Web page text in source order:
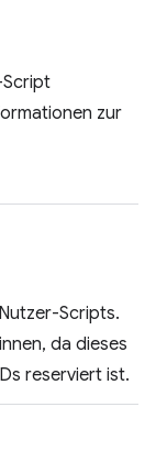
Script
zur
Scripts.
da dieses
reserviert ist.